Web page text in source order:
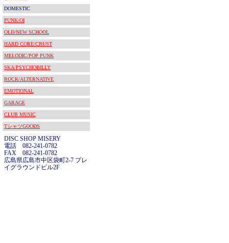
DOMESTIC
PUNK/OI
OLD/NEW SCHOOL
HARD CORE/CRUST
MELODIC/POP PUNK
SKA/PSYCHOBILLY
ROCK/ALTERNATIVE
EMOTIONAL
GARAGE
CLUB MUSIC
TシャツGOODS
DISC SHOP MISERY
電話 082-241-0782
FAX 082-241-0782
広島県広島市中区袋町2-7 プレ
イグラウンドビル2F